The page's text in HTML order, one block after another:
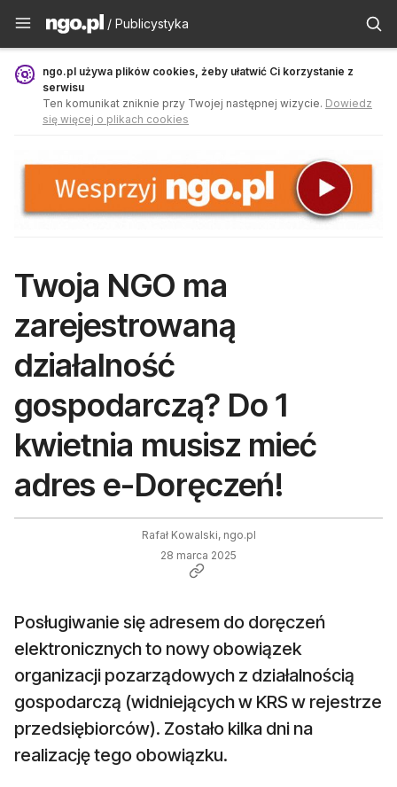
Publicystyka - ngo.pl
/ Publicystyka
ngo.pl używa plików cookies, żeby ułatwić Ci korzystanie z
serwisu
Ten komunikat zniknie przy Twojej następnej wizycie. Dowiedz
się więcej o plikach cookies
Twoja NGO ma
zarejestrowaną
działalność
gospodarczą? Do 1
kwietnia musisz mieć
adres e-Doręczeń!
Rafał Kowalski, ngo.pl
28 marca 2025
Posługiwanie się adresem do doręczeń
elektronicznych to nowy obowiązek
organizacji pozarządowych z działalnością
gospodarczą (widniejących w KRS w rejestrze
przedsiębiorców). Zostało kilka dni na
realizację tego obowiązku.